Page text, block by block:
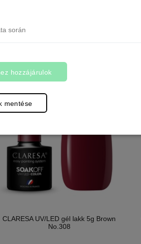
CLARESA UV/LED gél lakk 5g Brown
No.308
során
hozzájárulok
mentése